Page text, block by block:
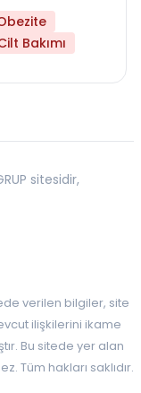
Bakımı
sitesidir,
verilen bilgiler, site
ilişkilerini ikame
Bu sitede yer alan
Tüm hakları saklıdır.